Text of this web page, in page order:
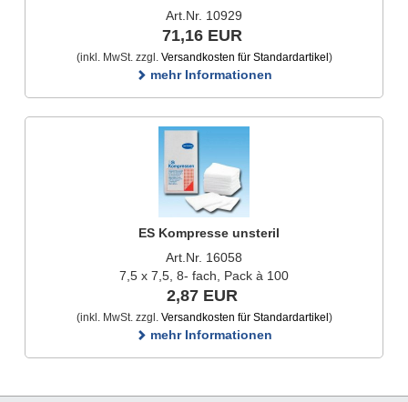
Art.Nr. 10929
71,16 EUR
(inkl. MwSt. zzgl. Versandkosten für Standardartikel )
mehr Informationen
ES Kompresse unsteril
Art.Nr. 16058
7,5 x 7,5, 8- fach, Pack à 100
2,87 EUR
(inkl. MwSt. zzgl. Versandkosten für Standardartikel )
mehr Informationen